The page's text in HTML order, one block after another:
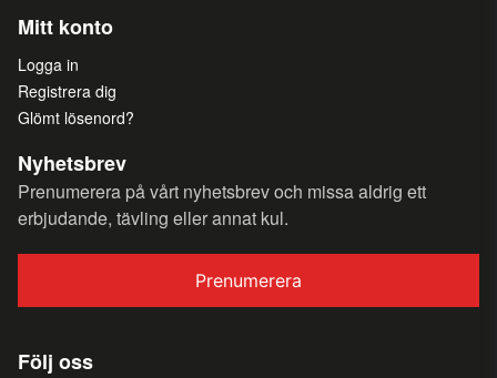
Mitt konto
Logga in
Registrera dig
Glömt lösenord?
Nyhetsbrev
Prenumerera på vårt nyhetsbrev och missa aldrig ett
erbjudande, tävling eller annat kul.
Prenumerera
Följ oss